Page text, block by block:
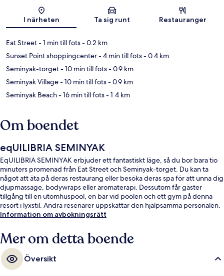
I närheten Ta sig runt Restauranger
Eat Street- 1 min till fots- 0.2 km
Sunset Point shoppingcenter- 4 min till fots- 0.4 km
Seminyak-torget- 10 min till fots- 0.9 km
Seminyak Village- 10 min till fots- 0.9 km
Seminyak Beach- 16 min till fots- 1.4 km
Om boendet
eqUILIBRIA SEMINYAK
EqUILIBRIA SEMINYAK erbjuder ett fantastiskt läge, så du bor bara tio
minuters promenad från Eat Street och Seminyak-torget. Du kan ta
något att äta på deras restaurang eller besöka deras spa för att unna dig
djupmassage, bodywraps eller aromaterapi. Dessutom får gäster
tillgång till en utomhuspool, en bar vid poolen och ett gym på denna
resort i lyxstil. Andra resenärer uppskattar den hjälpsamma personalen.
Information om avbokningsrätt
Mer om detta boende
Översikt